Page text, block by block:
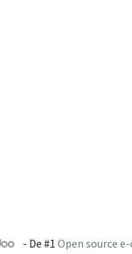
- De #1 Open source